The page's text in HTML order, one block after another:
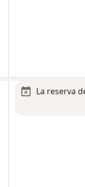
La reserva